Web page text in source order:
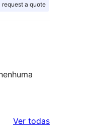
request a quote
Ver todasavaliações